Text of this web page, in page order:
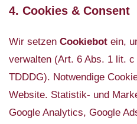
4. Cookies & Consent
Wir setzen Cookiebot ein,
verwalten (Art. 6 Abs. 1 lit.
TDDDG). Notwendige
Website. Statistik- und
Google Analytics, Google